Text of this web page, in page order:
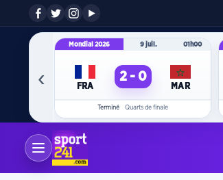
‹
Mondial 2026 9 juil. 01h00
FRA
2 - 0
MAR
Terminé Quarts de finale